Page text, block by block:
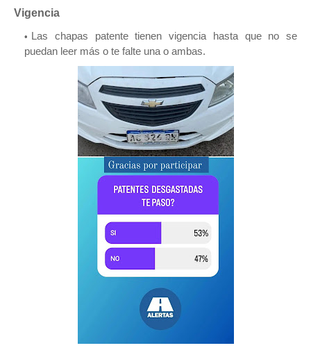
Vigencia
Las chapas patente tienen vigencia hasta que no se
puedan leer más o te falte una o ambas.